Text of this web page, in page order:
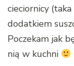
cieciornicy
dodatkiem
Poczekam jak
nią w kuchni